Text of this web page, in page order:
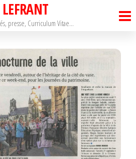
presse, Curriculum Vitae…